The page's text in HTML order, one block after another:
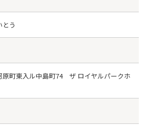
う
原町東入ル中島町74 ザ ロイヤルパークホ